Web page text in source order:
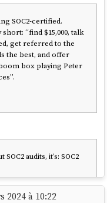
SOC2-certified.
“find $15,000, talk
get referred to the
the best, and offer
box playing Peter
audits, it’s: SOC2
2024 à 10:22